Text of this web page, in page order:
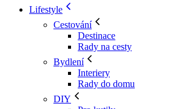
Lifestyle
Cestování
Destinace
Rady na cesty
Bydlení
Interiery
Rady do domu
DIY